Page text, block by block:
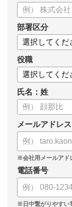
部署区分
役職
氏名：姓
メールアドレス
電話番号